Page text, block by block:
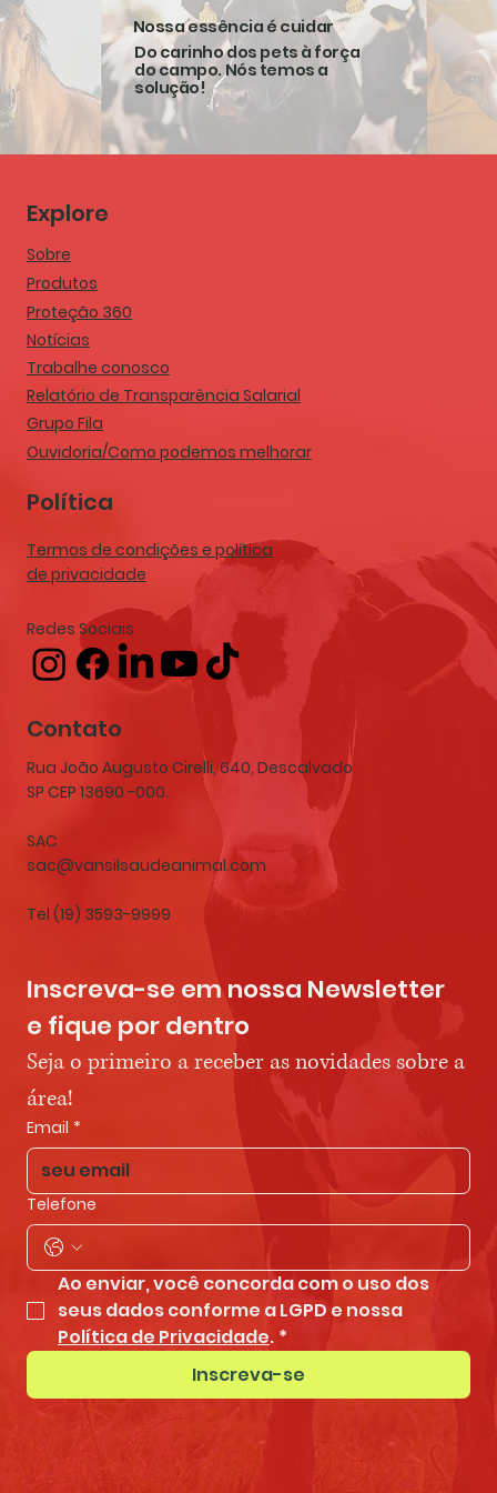
online. Acesse o conteúdo completo e
confira como a sanidade integrada pode
impactar diretamente os resultados da
produção animal....
as suas s
Nossa essência é cuidar
Do carinho dos pets à força
do campo. Nós temos a
solução!
Explore
Sobre
Produtos
Proteção 360
Notícias
Trabalhe conosco
Relatório de Transparência Salarial
Grupo Fila
Ouvidoria/Como podemos melhorar
Política
Termos de condições e política
de privacidade
Redes Sociais
Contato
Rua João Augusto Cirelli, 640, Descalvado
SP CEP 13690 -000.
SAC
sac@vansilsaudeanimal.com
Tel (19) 3593-9999
Inscreva-se em nossa Newsletter
e fique por dentro
Seja o primeiro a receber as novidades sobre a
área!
Email *
Telefone
Ao enviar, você concorda com o uso dos
Política de Privacidade. *
Inscreva-se